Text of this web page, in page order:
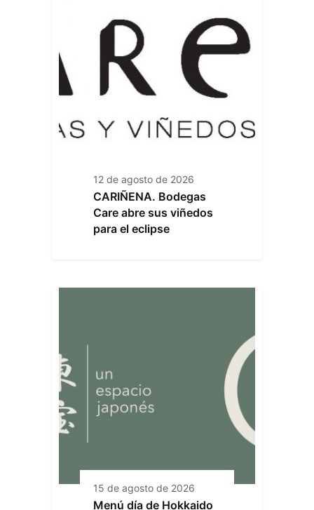
12 de agosto de 2026
CARIÑENA. Bodegas
Care abre sus viñedos
para el eclipse
15 de agosto de 2026
Menú día de Hokkaido